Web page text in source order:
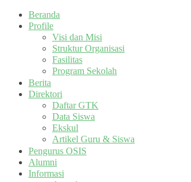
Beranda
Profile
Visi dan Misi
Struktur Organisasi
Fasilitas
Program Sekolah
Berita
Direktori
Daftar GTK
Data Siswa
Ekskul
Artikel Guru & Siswa
Pengurus OSIS
Alumni
Informasi